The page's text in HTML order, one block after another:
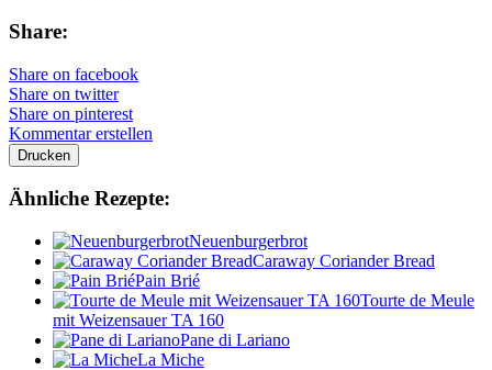
Share:
Share on facebook
Share on twitter
Share on pinterest
Kommentar erstellen
Drucken
Ähnliche Rezepte:
Neuenburgerbrot
Caraway Coriander Bread
Pain Brié
Tourte de Meule
mit Weizensauer TA 160
Pane di Lariano
La Miche